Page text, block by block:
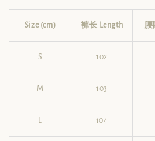
Size (cm) 褲长 Length 腰
S 102
M 103
L 104